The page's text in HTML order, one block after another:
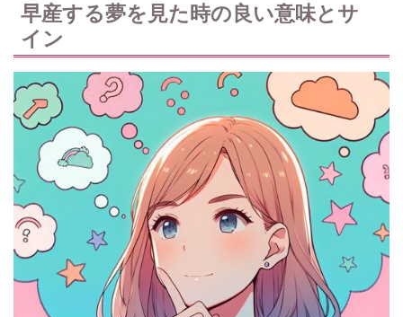
早産する夢を見た時の良い意味とサ
イン